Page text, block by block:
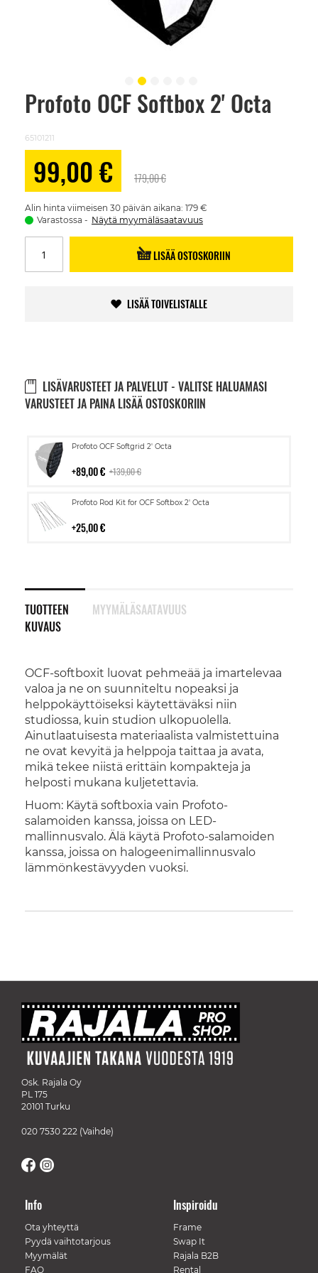
Profoto OCF Softbox 2' Octa
65101211
99,00 € 179,00 €
Alin hinta viimeisen 30 päivän aikana: 179 €
Varastossa
Näytä myymäläsaatavuus
LISÄÄ OSTOSKORIIN
LISÄÄ TOIVELISTALLE
LISÄVARUSTEET JA PALVELUT - VALITSE HALUAMASI
VARUSTEET JA PAINA LISÄÄ OSTOSKORIIN
Profoto OCF Softgrid 2' Octa
89,00 € 139,00 €
Lisää
Profoto Rod Kit for OCF Softbox 2' Octa
25,00 €
Lisää
TUOTTEEN
KUVAUS
OCF-softboxit luovat pehmeää ja imartelevaa
valoa ja ne on suunniteltu nopeaksi ja
helppokäyttöiseksi käytettäväksi niin
studiossa, kuin studion ulkopuolella.
Ainutlaatuisesta materiaalista valmistettuina
ne ovat kevyitä ja helppoja taittaa ja avata,
mikä tekee niistä erittäin kompakteja ja
helposti mukana kuljetettavia.
Huom: Käytä softboxia vain Profoto-
salamoiden kanssa, joissa on LED-
mallinnusvalo. Älä käytä Profoto-salamoiden
kanssa, joissa on halogeenimallinnusvalo
lämmönkestävyyden vuoksi.
MYYMÄLÄSAATAVUUS
Skip
images
gallery
Osk. Rajala Oy
PL 175
20101 Turku
020 7530 222 (Vaihde)
Info
Ota yhteyttä
Pyydä vaihtotarjous
Myymälät
FAQ
Inspiroidu
Frame
Swap It
Rajala B2B
Rental